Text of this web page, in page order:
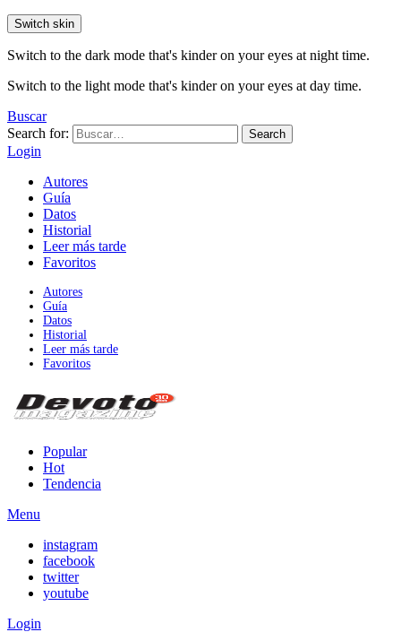
Switch skin
Switch to the dark mode that's kinder on your eyes at night time.
Switch to the light mode that's kinder on your eyes at day time.
Buscar
Search for:
Search
Login
Autores
Guía
Datos
Historial
Leer más tarde
Favoritos
Autores
Guía
Datos
Historial
Leer más tarde
Favoritos
Popular
Hot
Tendencia
Menu
instagram
facebook
twitter
youtube
Login